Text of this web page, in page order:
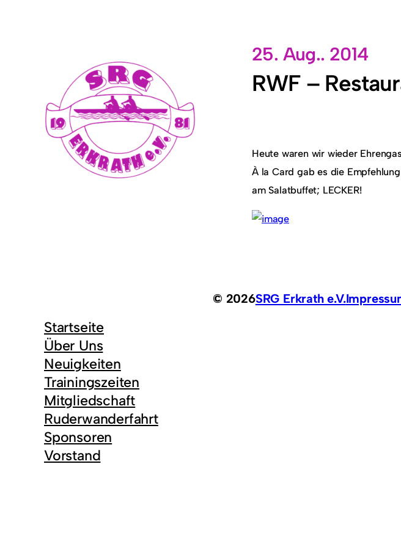
Startseite
Über Uns
Neuigkeiten
Trainingszeiten
Mitgliedschaft
Ruderwanderfahrt
Sponsoren
Vorstand
25. Aug.. 2014
RWF –
Heute waren wir wieder
À la Card gab es die
am Salatbuffet; LECKER!
© 2026SRG Erkrath e.V.